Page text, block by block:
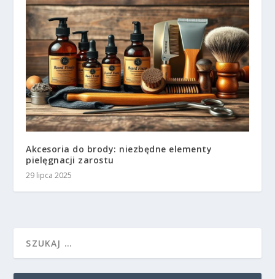
Akcesoria do brody: niezbędne elementy
pielęgnacji zarostu
29 lipca 2025